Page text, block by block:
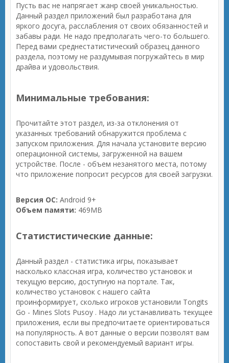
Пусть вас не напрягает жанр своей уникальностью.
Данный раздел приложений был разработана для
яркого досуга, расслабления от своих обязанностей и
забавы ради. Не надо предполагать чего-то большего.
Перед вами среднестатистический образец данного
раздела, поэтому не раздумывая погружайтесь в мир
драйва и удовольствия.
Минимальные требования:
Прочитайте этот раздел, из-за отклонения от
указанных требований обнаружится проблема с
запуском приложения. Для начала установите версию
операционной системы, загруженной на вашем
устройстве. После - объем незанятого места, потому
что приложение попросит ресурсов для своей загрузки.
Версия ОС: Android 9+
Объем памяти: 469MB
Статистистические данные:
Данный раздел - статистика игры, показывает
насколько классная игра, количество установок и
текущую версию, доступную на портале. Так,
количество установок с нашего сайта
проинформирует, сколько игроков установили Tongits
Go - Mines Slots Pusoy . Надо ли устанавливать текущее
приложения, если вы предпочитаете ориентироваться
на популярность. А вот данные о версии позволят вам
сопоставить свой и рекомендуемый вариант игры.